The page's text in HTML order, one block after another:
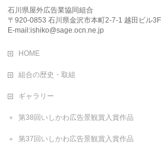
石川県屋外広告業協同組合
〒920-0853 石川県金沢市本町2-7-1 越田ビル3F
E-mail:ishiko@sage.ocn.ne.jp
HOME
組合の歴史・取組
ギャラリー
第38回いしかわ広告景観賞入賞作品
第37回いしかわ広告景観賞入賞作品